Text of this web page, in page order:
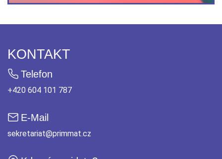
KONTAKT
Telefon
+420 604 101 787
E-Mail
sekretariat@primmat.cz